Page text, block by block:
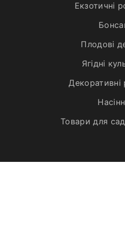
Екзотичні
Плодові
Ягідні
Декоративні
Товари для